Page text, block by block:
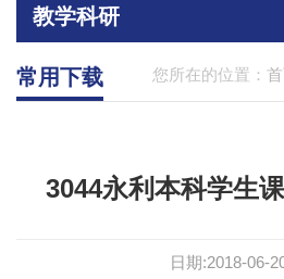
教学科研
您所在的位置：
常用下载
3044永利本科学生
日期:2018-06-